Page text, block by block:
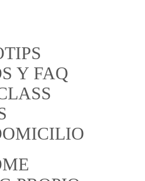
Y FAQ